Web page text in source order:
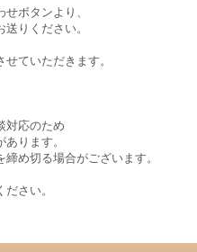
ボタンより、
りください。
ていただきます。
対応のため
ります。
め切る場合がございます。
さい。